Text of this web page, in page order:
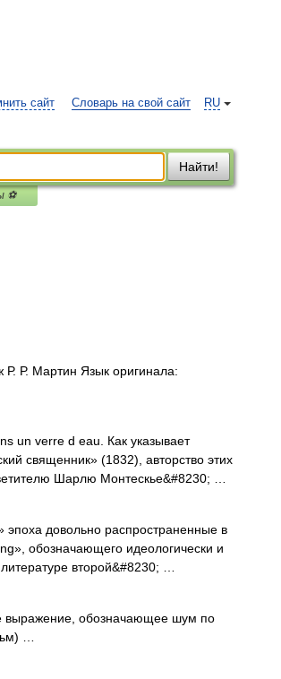
RU
сайт Словарь на свой сайт
Найти!
⚽
Р. Мартин Язык оригинала:
un verre d eau. Как указывает
священник» (1832), авторство этих
Шарлю Монтескье&#8230; …
довольно распространенные в
обозначающего идеологически и
второй&#8230; …
выражение, обозначающее шум по
…